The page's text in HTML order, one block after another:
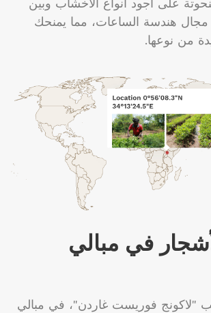
على أجود أنواع الأخشاب وبين
مجال هندسة الساعات، مما يمنحك
من نوعها.
في مبالي
"لاكونج فوريست غاردن"، في مبالي